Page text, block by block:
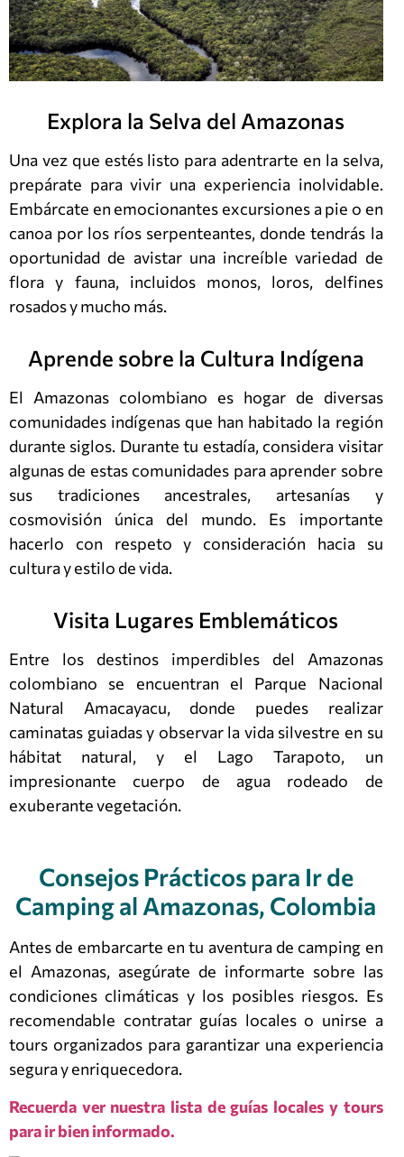
Explora la Selva del Amazonas
Una vez que estés listo para adentrarte en la selva,
prepárate para vivir una experiencia inolvidable.
Embárcate en emocionantes excursiones a pie o en
canoa por los ríos serpenteantes, donde tendrás la
oportunidad de avistar una increíble variedad de
flora y fauna, incluidos monos, loros, delfines
rosados y mucho más.
Aprende sobre la Cultura Indígena
El Amazonas colombiano es hogar de diversas
comunidades indígenas que han habitado la región
durante siglos. Durante tu estadía, considera visitar
algunas de estas comunidades para aprender sobre
sus tradiciones ancestrales, artesanías y
cosmovisión única del mundo. Es importante
hacerlo con respeto y consideración hacia su
cultura y estilo de vida.
Visita Lugares Emblemáticos
Entre los destinos imperdibles del Amazonas
colombiano se encuentran el Parque Nacional
Natural Amacayacu, donde puedes realizar
caminatas guiadas y observar la vida silvestre en su
hábitat natural, y el Lago Tarapoto, un
impresionante cuerpo de agua rodeado de
exuberante vegetación.
Consejos Prácticos para Ir de
Camping al Amazonas, Colombia
Antes de embarcarte en tu aventura de camping en
el Amazonas, asegúrate de informarte sobre las
condiciones climáticas y los posibles riesgos. Es
recomendable contratar guías locales o unirse a
tours organizados para garantizar una experiencia
segura y enriquecedora.
Recuerda ver nuestra lista de guías locales y tours
para ir bien informado.